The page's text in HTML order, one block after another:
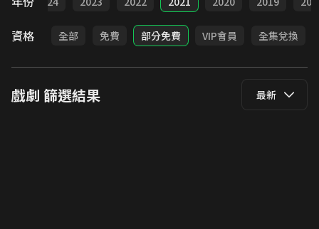
資格 全部 免費 部分免費 VIP會員 全集兌換
戲劇 篩選結果 最新